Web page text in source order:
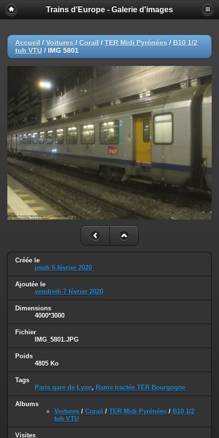
Trains d'Europe - Galerie d'images
Accueil / Voitures / Corail / TER Midi Pyrénées / B10 1/2
tuh VTU / IMG 5801
Créée le
jeudi 6 février 2020
Ajoutée le
vendredi 7 février 2020
Dimensions
4000*3000
Fichier
IMG_5801.JPG
Poids
4805 Ko
Tags
Paris gare de Lyon, Rame tractée TER Bourgogne
Albums
Voitures / Corail / TER Midi Pyrénées / B10 1/2
tuh VTU
Visites